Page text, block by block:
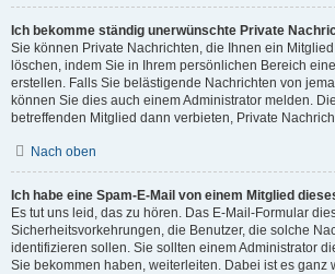
Ich bekomme ständig unerwünschte Private
Sie können Private Nachrichten, die Ihnen ein
löschen, indem Sie in Ihrem persönlichen Bereich
erstellen. Falls Sie belästigende Nachrichten von
können Sie dies auch einem Administrator melden.
betreffenden Mitglied dann verbieten, Private
Nach oben
Ich habe eine Spam-E-Mail von einem Mitglied
Es tut uns leid, das zu hören. Das E-Mail-Formular
Sicherheitsvorkehrungen, die Benutzer, die solche
identifizieren sollen. Sie sollten einem Administrator
Sie bekommen haben, weiterleiten. Dabei ist es ganz